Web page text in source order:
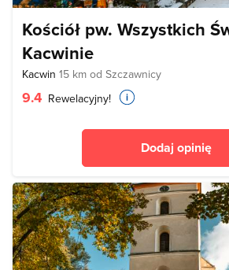
Kościół pw. Wszystkich
Kacwinie
Kacwin 15 km od Szczawnicy
9.4 Rewelacyjny!
Dodaj opinię